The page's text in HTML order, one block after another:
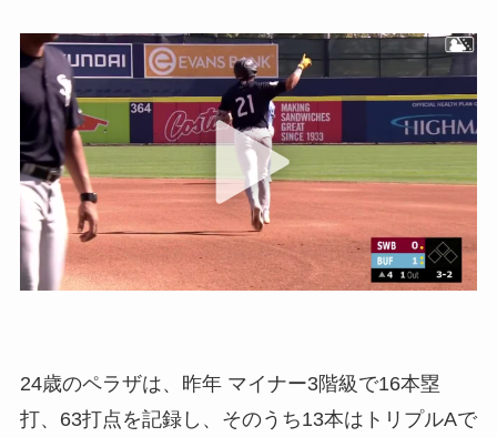
24歳のペラザは、昨年 マイナー3階級で16本塁
打、63打点を記録し、そのうち13本はトリプルAで